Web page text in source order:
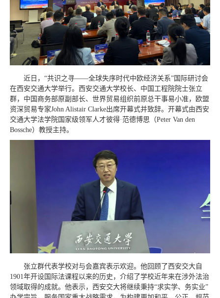
近日，“共识之寻——全球失序时代中欧经济关系”国际研讨会
在西安交通大学举行。西安交通大学校长、中国工程院院士张立
群，中国商务部原副部长、世界贸易组织前原总干事易小准，欧盟
资深贸易专家John Alistair Clarke出席开幕式并致辞。开幕式由西安
交通大学法学院国家级领军人才彼得·范德博思（Peter Van den
Bossche）教授主持。
张立群代表学校对与会嘉宾表示欢迎。他回顾了西安交大自
1901年开设国际法课程以来的历史，介绍了学校近年来在涉外法治
领域取得的成就。他表示，西安交大将继续秉持“求实学、务实业”